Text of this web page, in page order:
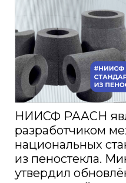
НИИСФ РААСН
разработчиком
национальных
из пеностекла.
утвердил